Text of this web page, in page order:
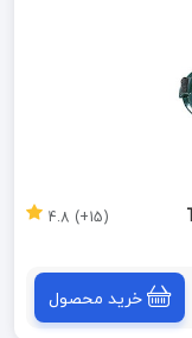
(15+) 4.8
خرید محصول